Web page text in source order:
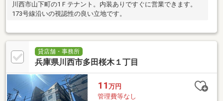
川西市山下町の1Ｆテナント。内装ありですぐに営業できます。
173号線沿いの視認性の良い立地です。
貸店舗・事務所
兵庫県川西市多田桜木１丁目
11 万円
管理費等なし